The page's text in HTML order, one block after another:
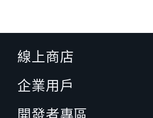
線上商店
企業用戶